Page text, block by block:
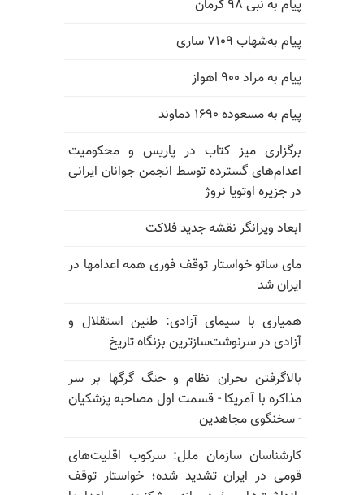
پیام به نبی ۹۸ کرمان
پیام به‌شهاب ۷۱۰۹ ساری
پیام به مراد ۹۰۰ اهواز
پیام به مسعوده ۱۶۹۰ دماوند
برگزاری میز کتاب در پاریس و محکومیت
اعدام‌های گسترده توسط انجمن جوانان ایرانی
در جزیره اوتویا نروژ
ابعاد ویرانگر نقشه جدید فلاکت
مای ساتو خواستار توقف فوری همه اعدامها در
ایران شد
همیاری با سیمای آزادی: طنین استقلال و
آزادی در سرنوشت‌سازترین بزنگاه تاریخ
بالا‌گرفتن بحران نظام و جنگ گرگها بر سر
مذاکره با آمریکا - قسمت اول مصاحبه پزشکیان
- سخنگوی مجاهدین
کارشناسان سازمان ملل: سرکوب اقلیت‌های
قومی در ایران تشدید شده؛ خواستار توقف